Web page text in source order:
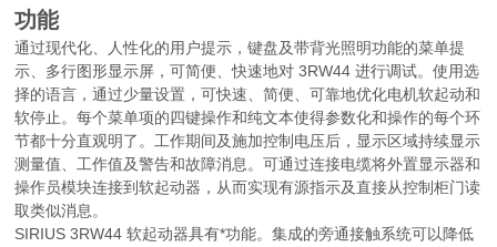
功能
通过现代化、人性化的用户提示，键盘及带背光照明功能的菜单提
示、多行图形显示屏，可简便、快速地对 3RW44 进行调试。使用选
择的语言，通过少量设置，可快速、简便、可靠地优化电机软起动和
软停止。每个菜单项的四键操作和纯文本使得参数化和操作的每个环
节都十分直观明了。工作期间及施加控制电压后，显示区域持续显示
测量值、工作值及警告和故障消息。可通过连接电缆将外置显示器和
操作员模块连接到软起动器，从而实现有源指示及直接从控制柜门读
取类似消息。
SIRIUS 3RW44 软起动器具有*功能。集成的旁通接触系统可以降低